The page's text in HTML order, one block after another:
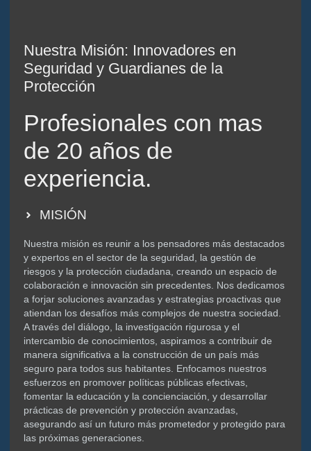
Nuestra Misión: Innovadores en
Seguridad y Guardianes de la
Protección
Profesionales con mas
de 20 años de
experiencia.
MISIÓN
Nuestra misión es reunir a los pensadores más destacados
y expertos en el sector de la seguridad, la gestión de
riesgos y la protección ciudadana, creando un espacio de
colaboración e innovación sin precedentes. Nos dedicamos
a forjar soluciones avanzadas y estrategias proactivas que
atiendan los desafíos más complejos de nuestra sociedad.
A través del diálogo, la investigación rigurosa y el
intercambio de conocimientos, aspiramos a contribuir de
manera significativa a la construcción de un país más
seguro para todos sus habitantes. Enfocamos nuestros
esfuerzos en promover políticas públicas efectivas,
fomentar la educación y la concienciación, y desarrollar
prácticas de prevención y protección avanzadas,
asegurando así un futuro más prometedor y protegido para
las próximas generaciones.